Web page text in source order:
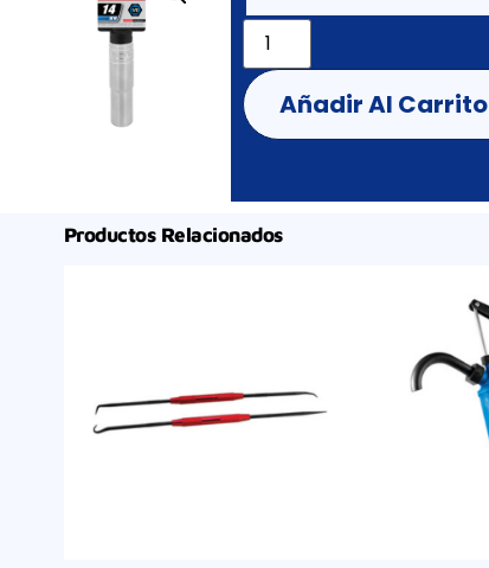
Añadir Al Carrito
Productos Relacionados